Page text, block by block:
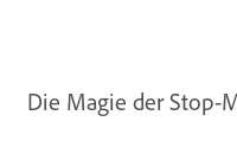
Die Magie der Stop-